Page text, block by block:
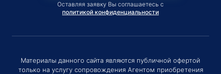
Оставляя заявку Вы соглашаетесь с
политикой конфиденциальности
Материалы данного сайта являются публичной офертой
только на услугу сопровождения Агентом приобретения